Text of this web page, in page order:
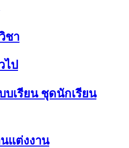
ชา
ไป
บเรียน ชุดนักเรียน
แต่งงาน